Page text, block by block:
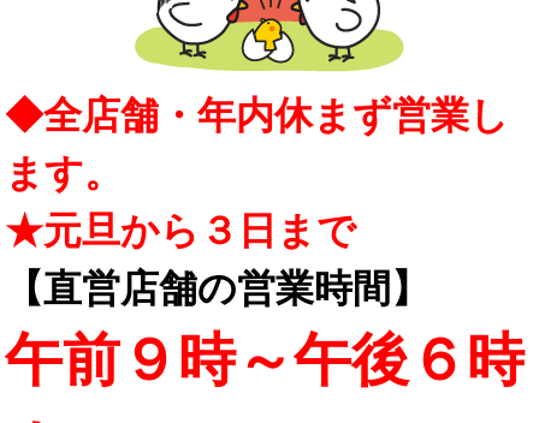
◆全店舗・年内休まず営業し
ます。
★元旦から３日まで
【直営店舗の営業時間】
午前９時～午後６時